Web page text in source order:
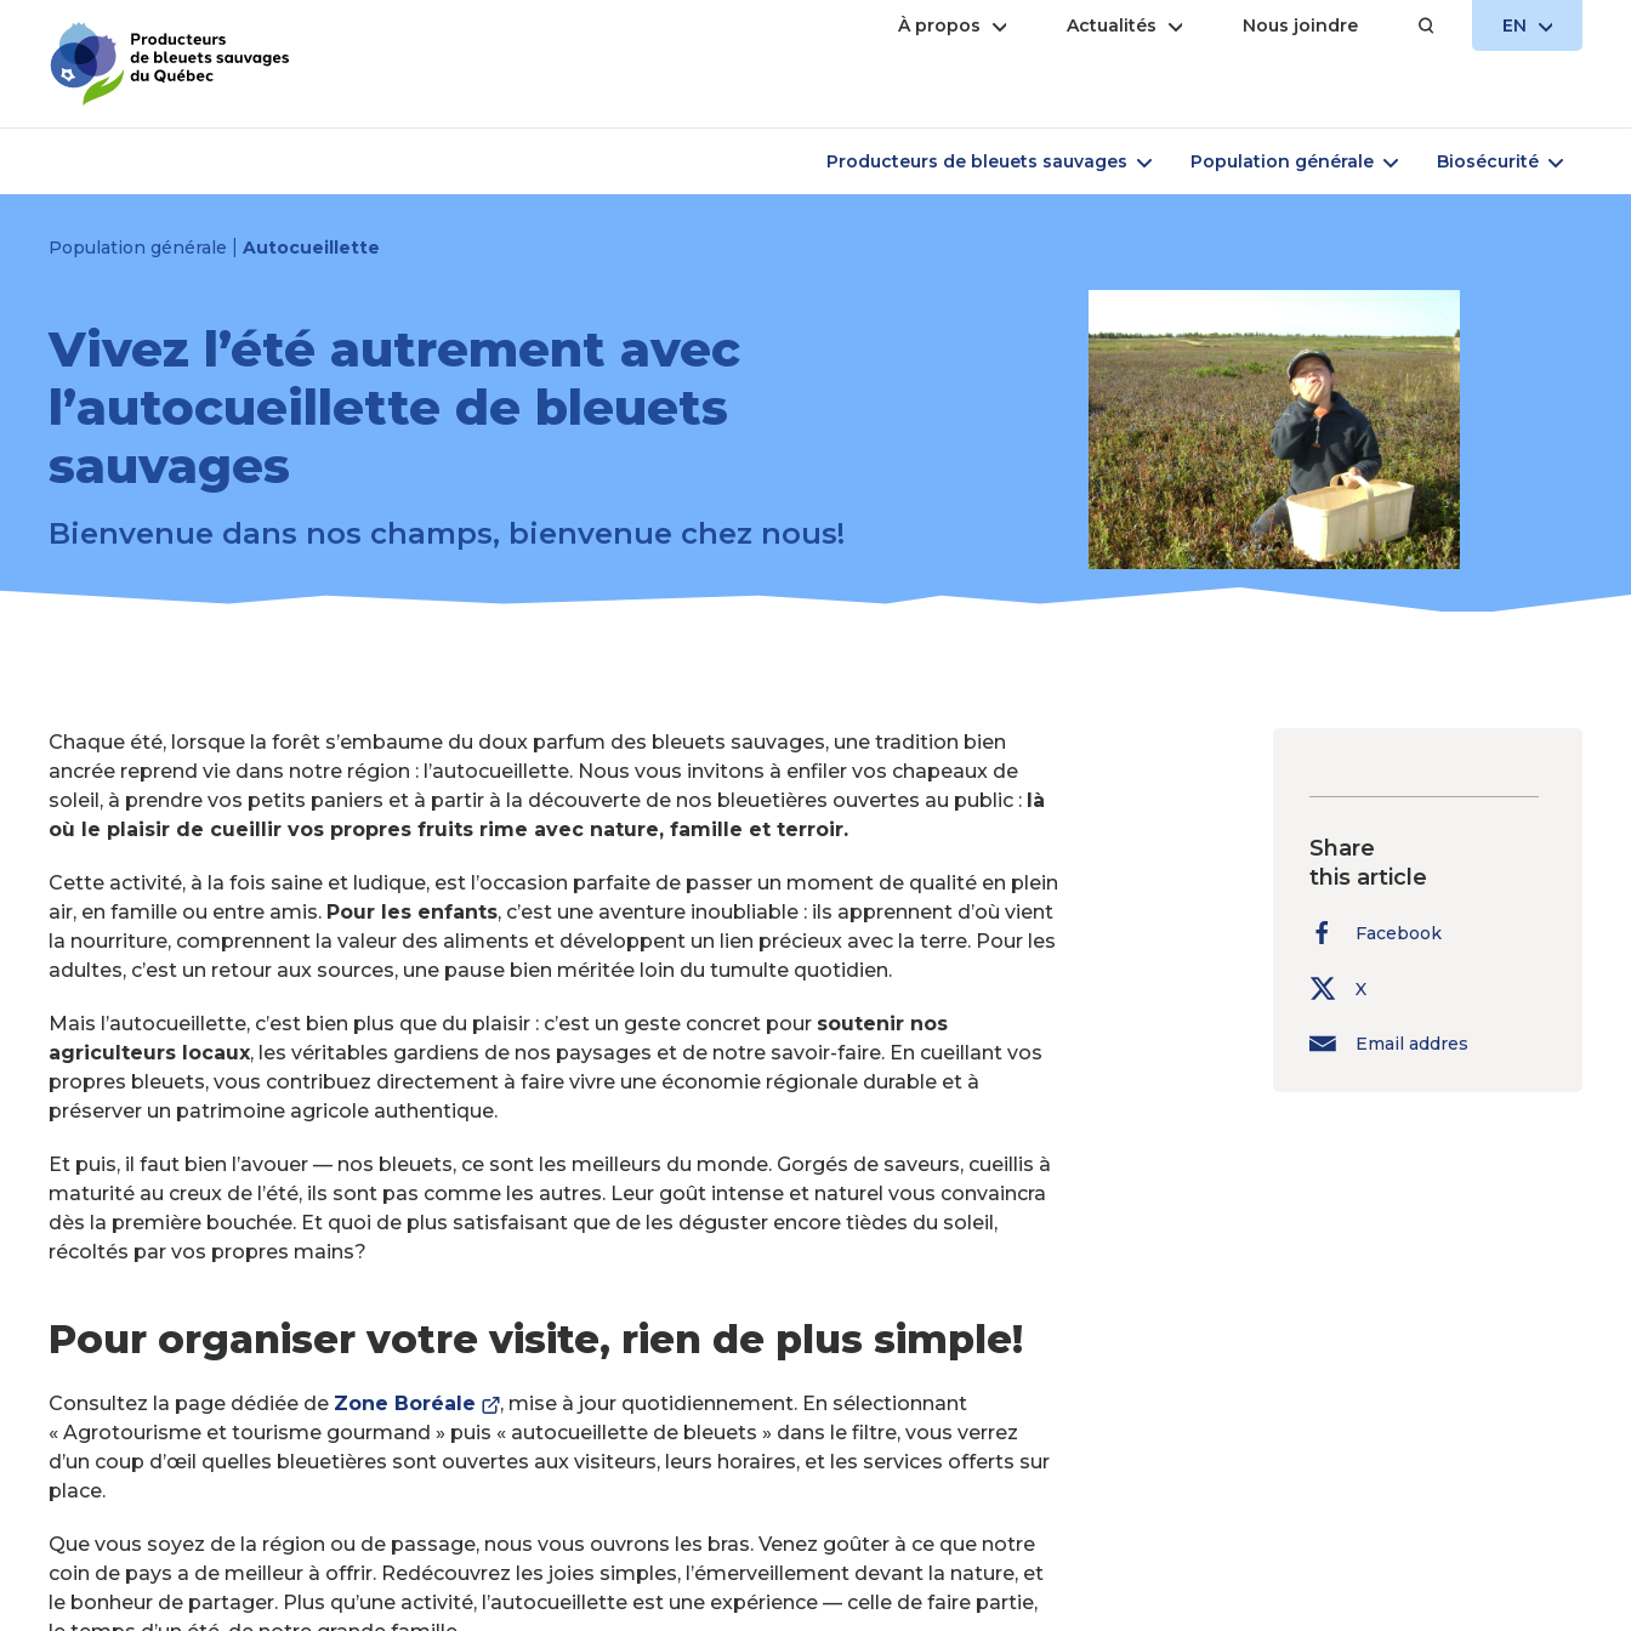
menu
content
À propos Open Actualités Open Nous joindre EN OPEN
Producteurs de bleuets sauvages Open Population générale Open Biosécurité Open
Population générale Autocueillette
Vivez l’été autrement avec
l’autocueillette de bleuets
sauvages
Bienvenue dans nos champs, bienvenue chez nous!
Chaque été, lorsque la forêt s’embaume du doux parfum des bleuets sauvages, une tradition bien
ancrée reprend vie dans notre région : l’autocueillette. Nous vous invitons à enfiler vos chapeaux de
soleil, à prendre vos petits paniers et à partir à la découverte de nos bleuetières ouvertes au public : là
où le plaisir de cueillir vos propres fruits rime avec nature, famille et terroir.
Cette activité, à la fois saine et ludique, est l’occasion parfaite de passer un moment de qualité en plein
air, en famille ou entre amis. Pour les enfants, c’est une aventure inoubliable : ils apprennent d’où vient
la nourriture, comprennent la valeur des aliments et développent un lien précieux avec la terre. Pour les
adultes, c’est un retour aux sources, une pause bien méritée loin du tumulte quotidien.
Mais l’autocueillette, c’est bien plus que du plaisir : c’est un geste concret pour soutenir nos
agriculteurs locaux, les véritables gardiens de nos paysages et de notre savoir-faire. En cueillant vos
propres bleuets, vous contribuez directement à faire vivre une économie régionale durable et à
préserver un patrimoine agricole authentique.
Et puis, il faut bien l’avouer — nos bleuets, ce sont les meilleurs du monde. Gorgés de saveurs, cueillis à
maturité au creux de l’été, ils sont pas comme les autres. Leur goût intense et naturel vous convaincra
dès la première bouchée. Et quoi de plus satisfaisant que de les déguster encore tièdes du soleil,
récoltés par vos propres mains?
Pour organiser votre visite, rien de plus simple!
Consultez la page dédiée de Zone Boréale
This
link
will
a
new
window
, mise à jour quotidiennement. En sélectionnant
« Agrotourisme et tourisme gourmand » puis « autocueillette de bleuets » dans le filtre, vous verrez
d’un coup d’œil quelles bleuetières sont ouvertes aux visiteurs, leurs horaires, et les services offerts sur
place.
Que vous soyez de la région ou de passage, nous vous ouvrons les bras. Venez goûter à ce que notre
coin de pays a de meilleur à offrir. Redécouvrez les joies simples, l’émerveillement devant la nature, et
le bonheur de partager. Plus qu’une activité, l’autocueillette est une expérience — celle de faire partie,
Share
this article
Facebook
X
Email addres